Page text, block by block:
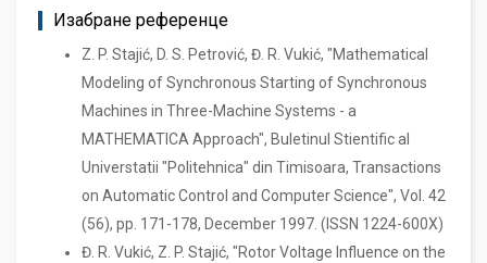
Изабране референце
Z. P. Stajić, D. S. Petrović, Đ. R. Vukić, "Mathematical
Modeling of Synchronous Starting of Synchronous
Machines in Three-Machine Systems - a
MATHEMATICA Approach", Buletinul Stientific al
Universtatii "Politehnica" din Timisoara, Transactions
on Automatic Control and Computer Science", Vol. 42
(56), pp. 171-178, December 1997. (ISSN 1224-600X)
Đ. R. Vukić, Z. P. Stajić, "Rotor Voltage Influence on the